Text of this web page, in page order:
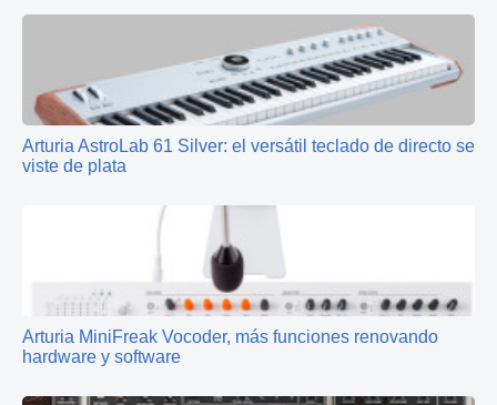
Arturia AstroLab 61 Silver: el versátil teclado de directo se
viste de plata
Arturia MiniFreak Vocoder, más funciones renovando
hardware y software